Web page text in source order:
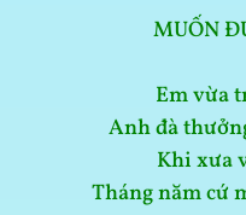
MUỐN
Em vừa
Anh đà
Khi xưa
Tháng năm cứ